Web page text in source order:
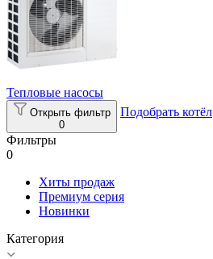
Тепловые насосы
Открыть фильтр
0
Подобрать котёл
Фильтры
0
Хиты продаж
Премиум серия
Новинки
Категория